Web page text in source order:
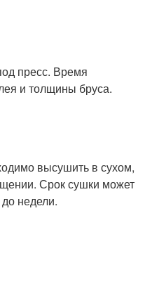
пресс. Время
и толщины бруса.
высушить в сухом,
Срок сушки может
недели.